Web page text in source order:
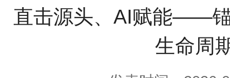
直击源头、AI赋能——
生命周